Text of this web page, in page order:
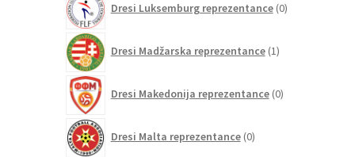
Dresi Luksemburg reprezentance 0izdelkov
Dresi Madžarska reprezentance 1izdelek
Dresi Makedonija reprezentance 0izdelkov
Dresi Malta reprezentance 0izdelkov